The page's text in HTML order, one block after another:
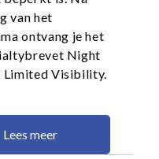
van het
ontvang je het
Night
Limited Visibility.
Lees meer